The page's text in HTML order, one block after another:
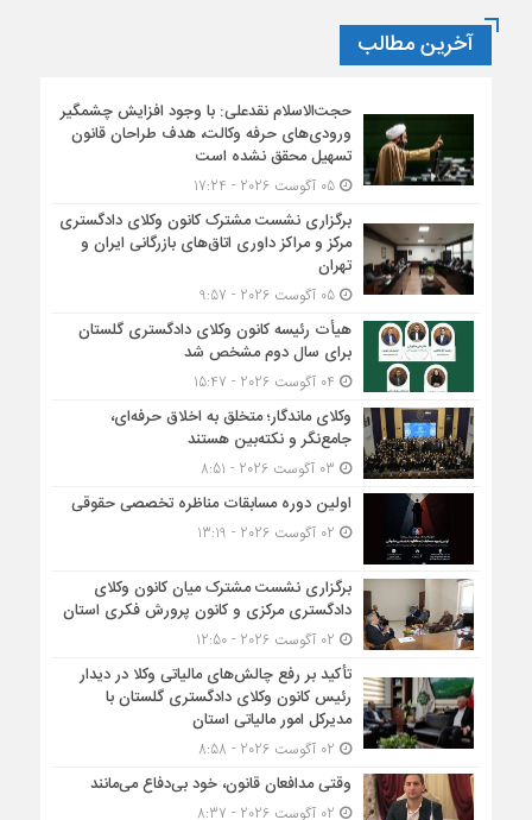
آخرین مطالب
حجت‌الاسلام نقدعلی: با وجود افزایش چشمگیر
ورودی‌های حرفه وکالت، هدف طراحان قانون
تسهیل محقق نشده است
05 آگوست 2026 - 17:24
برگزاری نشست مشترک کانون وکلای دادگستری
مرکز و مراکز داوری اتاق‌های بازرگانی ایران و
تهران
05 آگوست 2026 - 9:57
هیأت ‌رئیسه کانون وکلای دادگستری گلستان
برای سال دوم مشخص شد
وکلای ماندگار؛ متخلق به اخلاق حرفه‌ای،
جامع‌نگر و نکته‌بین هستند
اولین دوره مسابقات مناظره تخصصی حقوقی
برگزاری نشست مشترک میان کانون وکلای
دادگستری مرکزی و کانون پرورش فکری استان
تأکید بر رفع چالش‌های مالیاتی وکلا در دیدار
رئیس کانون وکلای دادگستری گلستان با
مدیرکل امور مالیاتی استان
وقتی مدافعان قانون، خود بی‌دفاع می‌مانند